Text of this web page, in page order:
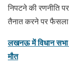
निपटने की रणनीति
तैनात करने पर
लखनऊ में विधान सभा
मौत